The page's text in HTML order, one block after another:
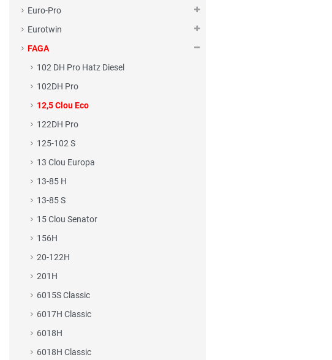
Euro-Pro
Eurotwin
FAGA
102 DH Pro Hatz Diesel
102DH Pro
12,5 Clou Eco
122DH Pro
125-102 S
13 Clou Europa
13-85 H
13-85 S
15 Clou Senator
156H
20-122H
201H
6015S Classic
6017H Classic
6018H
6018H Classic